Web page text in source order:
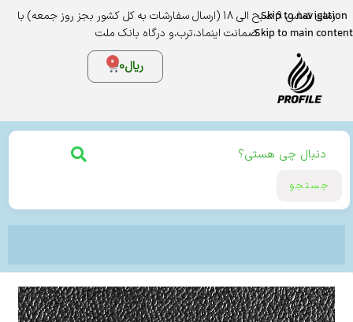
Skip to navigation
Skip to main content
زمان تماس 9 صبح الی 18 (ارسال سفارشات به کل کشور بجز روز جمعه) با
ضمانت اینماد،ترب،و درگاه بانک ملت
ریال0
0
جستجو